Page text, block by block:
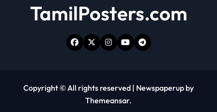
TamilPosters.com
Copyright © All rights reserved | Newspaperup by
Themeansar.